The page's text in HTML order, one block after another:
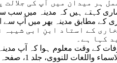
ہر میدان میں آپ کی جلالت
کہتے ہیں کہ مدینہ میں سب
کے مطابق مدینہ بھر میں آپ سے
کے استاد ابنِ ابی
کہا ہے۔
کے وقت معلوم ہوا کہ آپ
واللغات للنووی، جلد 1، صفحہ 343)